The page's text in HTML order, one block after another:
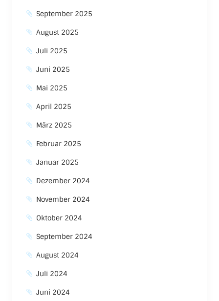
September 2025
August 2025
Juli 2025
Juni 2025
Mai 2025
April 2025
März 2025
Februar 2025
Januar 2025
Dezember 2024
November 2024
Oktober 2024
September 2024
August 2024
Juli 2024
Juni 2024